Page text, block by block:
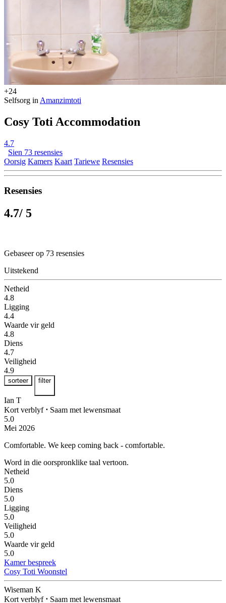
+24
Selfsorg in Amanzimtoti
Cosy Toti Accommodation
4.7
Sien 73 resensies
Oorsig Kamers Kaart Tariewe Resensies
Resensies
4.7/ 5
Gebaseer op 73 resensies
Uitstekend
Netheid
4.8
Ligging
4.4
Waarde vir geld
4.8
Diens
4.7
Veiligheid
4.9
sorteer filter
Ian T
Kort verblyf ⋅ Saam met lewensmaat
5.0
Mei 2026
Comfortable. We keep coming back - comfortable.
Word in die oorspronklike taal vertoon.
Netheid
5.0
Diens
5.0
Ligging
5.0
Veiligheid
5.0
Waarde vir geld
5.0
Kamer bespreek
Cosy Toti Woonstel
Wiseman K
Kort verblyf ⋅ Saam met lewensmaat